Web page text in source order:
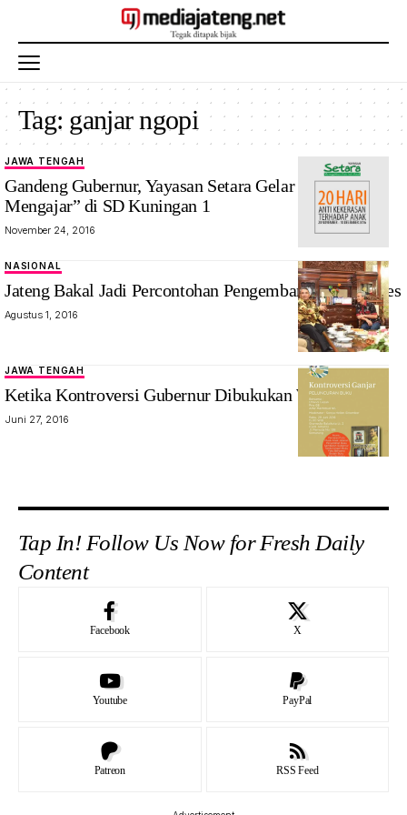
Tag: ganjar ngopi
JAWA TENGAH
Gandeng Gubernur, Yayasan Setara Gelar “Ganjar
Mengajar” di SD Kuningan 1
November 24, 2016
NASIONAL
Jateng Bakal Jadi Percontohan Pengembangan BUMDes
Agustus 1, 2016
JAWA TENGAH
Ketika Kontroversi Gubernur Dibukukan Wartawan
Juni 27, 2016
Tap In! Follow Us Now for Fresh Daily
Content
Facebook X
Youtube PayPal
Patreon RSS Feed